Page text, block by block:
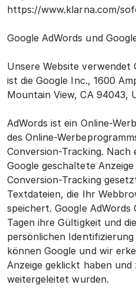
https://www.klarna.com/
Google AdWords und
Unsere Website verwendet
ist die Google Inc., 1600
Mountain View, CA 94043,
AdWords ist ein Online-
des Online-
Conversion-Tracking. Nach
Google geschaltete
Conversion-Tracking
Textdateien, die Ihr
speichert. Google AdWords
Tagen ihre Gültigkeit und
persönlichen
können Google und wir
Anzeige geklickt haben
weitergeleitet wurden.